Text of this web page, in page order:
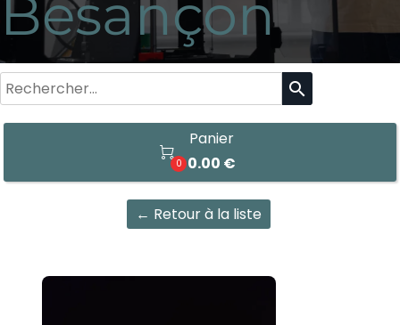
Besançon
search

0
Panier
0.00 €
← Retour à la liste